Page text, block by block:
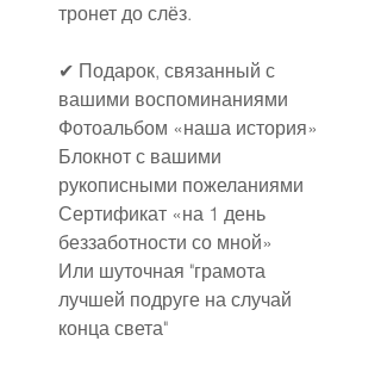
тронет до слёз.
✔ Подарок, связанный с
вашими воспоминаниями
Фотоальбом «наша история»
Блокнот с вашими
рукописными пожеланиями
Сертификат «на 1 день
беззаботности со мной»
Или шуточная "грамота
лучшей подруге на случай
конца света"